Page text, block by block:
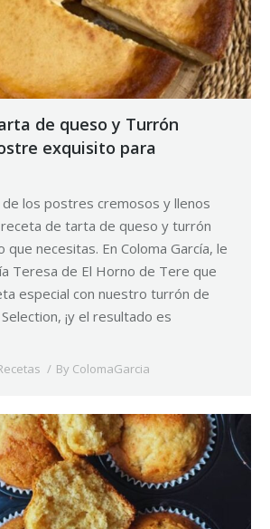
de queso y Turrón
exquisito para
los postres cremosos y llenos
de tarta de queso y turrón
que necesitas. En Coloma García, le
Teresa de El Horno de Tere que
especial con nuestro turrón de
¡y el resultado es
By ColomaGarcia